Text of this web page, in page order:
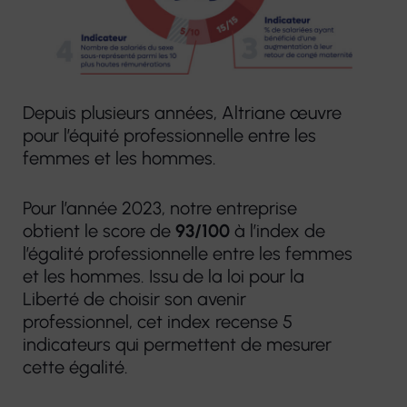
prothèses
dentaires
Matériel
médical
d’accompagnement
et de répit des
Centre de
Ressources
Depuis plusieurs années, Altriane œuvre
pour l’équité professionnelle entre les
femmes et les hommes.
Pour l’année 2023, notre entreprise
obtient le score de 93/100 à l’index de
l’égalité professionnelle entre les femmes
et les hommes. Issu de la loi pour la
Liberté de choisir son avenir
professionnel, cet index recense 5
indicateurs qui permettent de mesurer
cette égalité.